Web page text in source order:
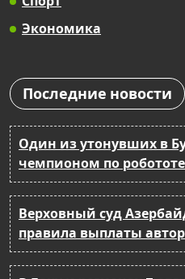
Экономика
Последние новости
Один из утонувших в
чемпионом по
Верховный суд
правила выплаты